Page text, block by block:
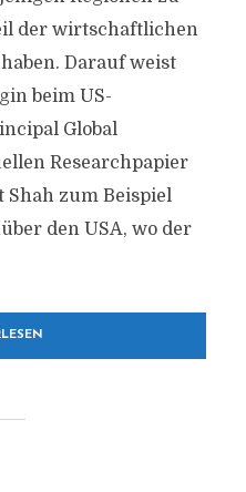
der wirtschaftlichen
Darauf weist
beim US-
Global
Researchpapier
zum Beispiel
den USA, wo der